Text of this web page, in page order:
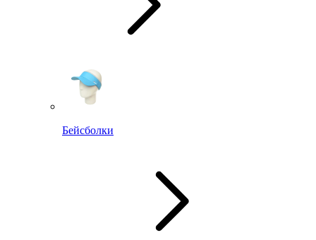
Бейсболки